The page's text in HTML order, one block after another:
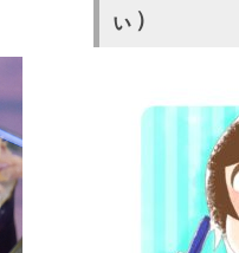
ぃ）